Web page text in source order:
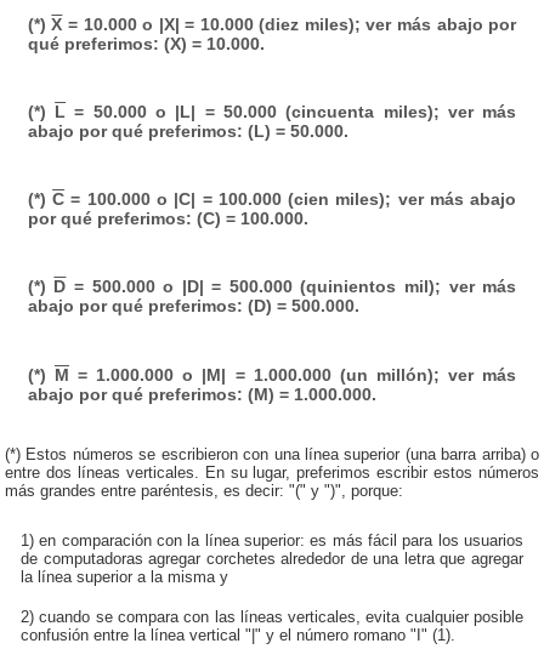
(*)X = 10.000 o |X| = 10.000 (diez miles); ver más abajo por
qué preferimos: (X) = 10.000.
(*) L = 50.000 o |L| = 50.000 (cincuenta miles); ver más
abajo por qué preferimos: (L) = 50.000.
(*)C = 100.000 o |C| = 100.000 (cien miles); ver más abajo
por qué preferimos: (C) = 100.000.
(*) D = 500.000 o |D| = 500.000 (quinientos mil); ver más
abajo por qué preferimos: (D) = 500.000.
(*) M = 1.000.000 o |M| = 1.000.000 (un millón); ver más
abajo por qué preferimos: (M) = 1.000.000.
(*) Estos números se escribieron con una línea superior (una barra arriba) o
entre dos líneas verticales. En su lugar, preferimos escribir estos números
más grandes entre paréntesis, es decir: "(" y ")", porque:
1) en comparación con la línea superior: es más fácil para los usuarios
de computadoras agregar corchetes alrededor de una letra que agregar
la línea superior a la misma y
2) cuando se compara con las líneas verticales, evita cualquier posible
confusión entre la línea vertical "|" y el número romano "I" (1).